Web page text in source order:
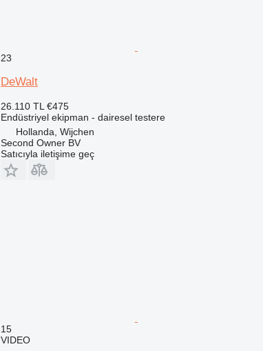
23
DeWalt
26.110 TL €475
Endüstriyel ekipman - dairesel testere
Hollanda, Wijchen
Second Owner BV
Satıcıyla iletişime geç
15
VIDEO